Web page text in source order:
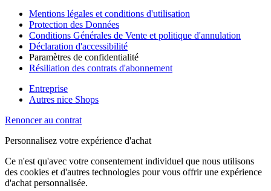
Mentions légales et conditions d'utilisation
Protection des Données
Conditions Générales de Vente et politique d'annulation
Déclaration d'accessibilité
Paramètres de confidentialité
Résiliation des contrats d'abonnement
Entreprise
Autres nice Shops
Renoncer au contrat
Personnalisez votre expérience d'achat
Ce n'est qu'avec votre consentement individuel que nous utilisons
des cookies et d'autres technologies pour vous offrir une expérience
d'achat personnalisée.